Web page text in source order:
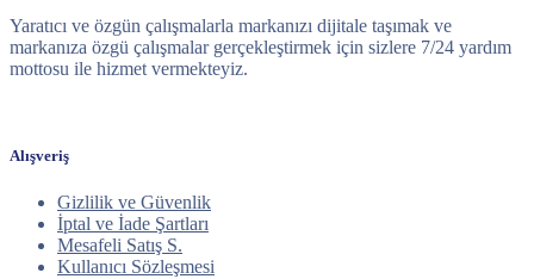
Yaratıcı ve özgün çalışmalarla markanızı dijitale taşımak ve
markanıza özgü çalışmalar gerçekleştirmek için sizlere 7/24 yardım
mottosu ile hizmet vermekteyiz.
Alışveriş
Gizlilik ve Güvenlik
İptal ve İade Şartları
Mesafeli Satış S.
Kullanıcı Sözleşmesi